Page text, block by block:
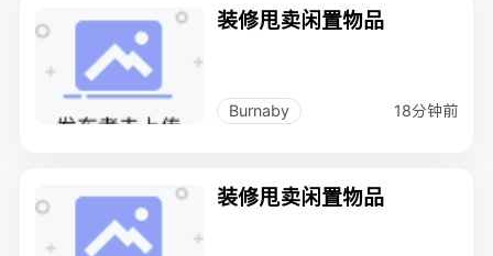
装修甩卖闲置物品
Burnaby 18分钟前
装修甩卖闲置物品